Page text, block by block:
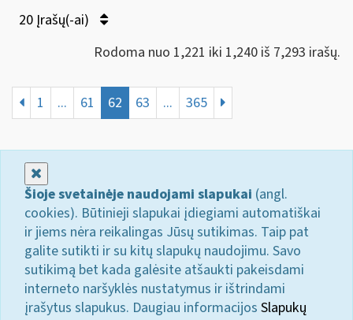
20 Įrašų(-ai)
Rodoma nuo 1,221 iki 1,240 iš 7,293 irašų.
1 ... 61 62 63 ... 365
Šioje svetainėje naudojami slapukai (angl.
cookies). Būtinieji slapukai įdiegiami automatiškai
ir jiems nėra reikalingas Jūsų sutikimas. Taip pat
galite sutikti ir su kitų slapukų naudojimu. Savo
sutikimą bet kada galėsite atšaukti pakeisdami
interneto naršyklės nustatymus ir ištrindami
įrašytus slapukus. Daugiau informacijos Slapukų